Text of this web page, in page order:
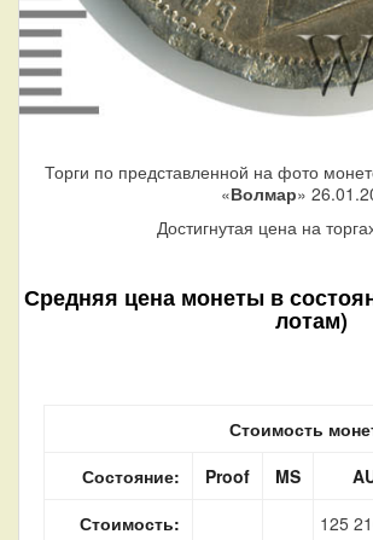
Торги по представленной на фото
«Волмар»
Достигнутая цена на
Средняя цена монеты в
лотам)
Стоимость
Состояние:
Proof MS
Стоимость:
125